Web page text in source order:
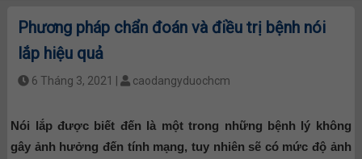
Phương pháp chẩn đoán và điều trị bệnh nói
lắp hiệu quả
6 Tháng 3, 2021 | caodangyduochcm
Nói lắp được biết đến là một trong những bệnh lý không
gây ảnh hưởng đến tính mạng, tuy nhiên sẽ có mức độ ảnh